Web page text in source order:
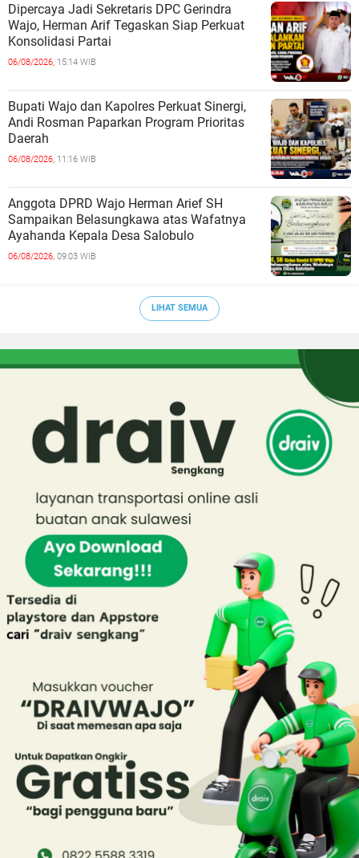
Dipercaya Jadi Sekretaris DPC Gerindra
Wajo, Herman Arif Tegaskan Siap Perkuat
Konsolidasi Partai
06/08/2026, 15:14 WIB
Bupati Wajo dan Kapolres Perkuat Sinergi,
Andi Rosman Paparkan Program Prioritas
Daerah
06/08/2026, 11:16 WIB
Anggota DPRD Wajo Herman Arief SH
Sampaikan Belasungkawa atas Wafatnya
Ayahanda Kepala Desa Salobulo
06/08/2026, 09:03 WIB
LIHAT SEMUA